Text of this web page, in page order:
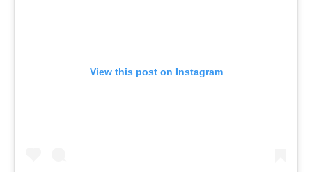
View this post on Instagram